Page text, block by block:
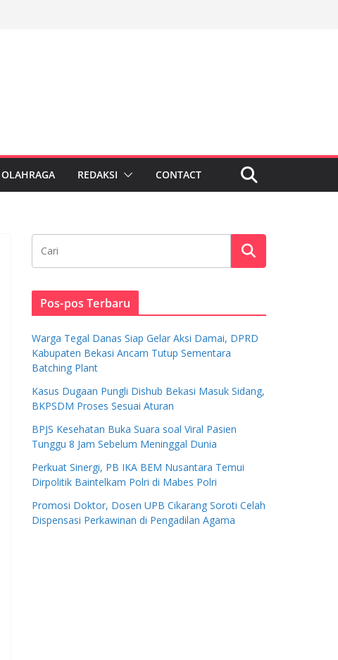
OLAHRAGA REDAKSI CONTACT
Pos-pos Terbaru
Warga Tegal Danas Siap Gelar Aksi Damai, DPRD
Kabupaten Bekasi Ancam Tutup Sementara
Batching Plant
Kasus Dugaan Pungli Dishub Bekasi Masuk Sidang,
BKPSDM Proses Sesuai Aturan
BPJS Kesehatan Buka Suara soal Viral Pasien
Tunggu 8 Jam Sebelum Meninggal Dunia
Perkuat Sinergi, PB IKA BEM Nusantara Temui
Dirpolitik Baintelkam Polri di Mabes Polri
Promosi Doktor, Dosen UPB Cikarang Soroti Celah
Dispensasi Perkawinan di Pengadilan Agama